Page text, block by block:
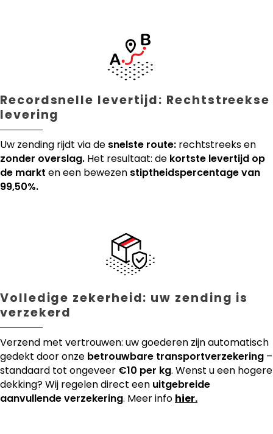
Recordsnelle levertijd: Rechtstreekse
levering
Uw zending rijdt via de snelste route: rechtstreeks en
zonder overslag. Het resultaat: de kortste levertijd op
de markt en een bewezen stiptheidspercentage van
99,50%.
Volledige zekerheid: uw zending is
verzekerd
Verzend met vertrouwen: uw goederen zijn automatisch
gedekt door onze betrouwbare transportverzekering –
standaard tot ongeveer €10 per kg. Wenst u een hogere
dekking? Wij regelen direct een uitgebreide
aanvullende verzekering. Meer info hier.